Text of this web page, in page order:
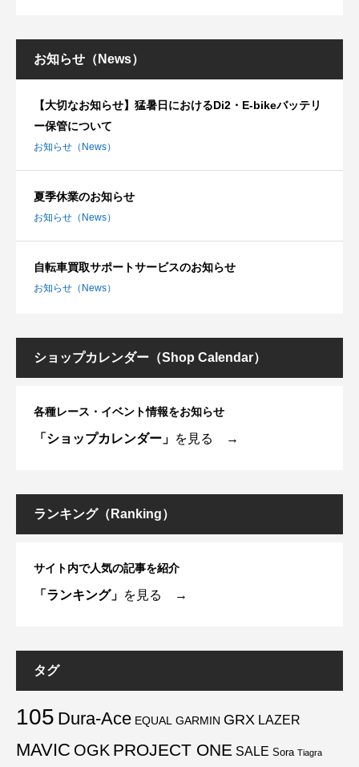
お知らせ（News）
【大切なお知らせ】猛暑日におけるDi2・E-bikeバッテリ
ー保管について
お知らせ（News）
夏季休業のお知らせ
お知らせ（News）
自転車買取サポートサービスのお知らせ
お知らせ（News）
ショップカレンダー（Shop Calendar）
各種レース・イベント情報をお知らせ
「ショップカレンダー」 を見る →
ランキング（Ranking）
サイト内で人気の記事を紹介
「ランキング」 を見る →
タグ
105 Dura-Ace EQUAL GARMIN GRX LAZER
MAVIC OGK PROJECT ONE SALE Sora Tiagra